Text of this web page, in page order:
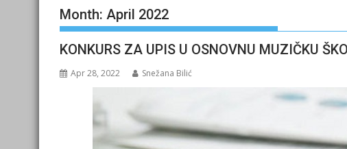
Month: April 2022
KONKURS ZA UPIS U OSNOVNU MUZIČKU
Apr 28, 2022 Snežana Bilić